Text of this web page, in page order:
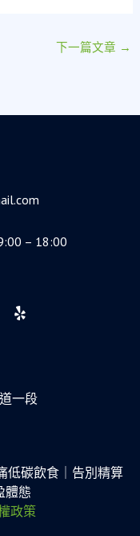
下一篇文章 →
– 18:00
一段
低碳飲食｜告別精算
體態
政策